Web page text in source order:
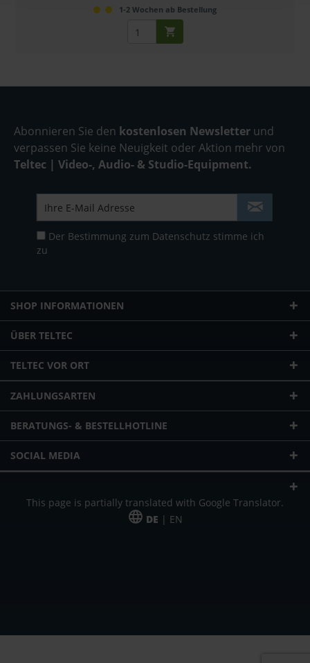
1-2 Wochen ab Bestellung
Abonnieren Sie den kostenlosen Newsletter und
verpassen Sie keine Neuigkeit oder Aktion mehr von
Teltec | Video-, Audio- & Studio-Equipment.
Der Bestimmung zum Datenschutz stimme ich
zu
SHOP INFORMATIONEN
ÜBER TELTEC
TELTEC VOR ORT
ZAHLUNGSARTEN
BERATUNGS- & BESTELLHOTLINE
SOCIAL MEDIA
This page is partially translated with Google Translator.
DE | EN